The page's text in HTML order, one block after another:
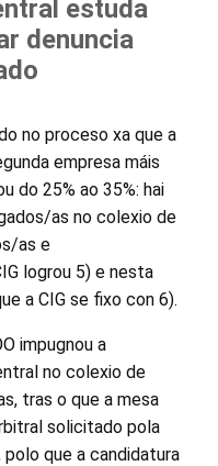
estuda
denuncia
no proceso xa que a
empresa máis
do 25% ao 35%: hai
as no colexio de
as e
logrou 5) e nesta
a CIG se fixo con 6).
impugnou a
no colexio de
tras o que a mesa
solicitado pola
polo que a candidatura